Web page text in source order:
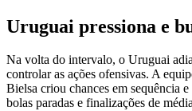
Uruguai pressiona e
Na volta do intervalo, o Uruguai
controlar as ações ofensivas. A
Bielsa criou chances em sequência
bolas paradas e finalizações de